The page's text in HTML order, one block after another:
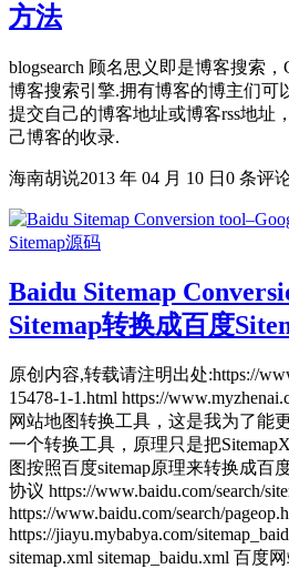
方法
blogsearch 顾名思义即是博客搜索
博客搜索引擎.拥有博客的博主们可
提交自己的博客地址或博客rss地址
己博客的收录.
海南胡说2013 年 04 月 10 日 0 条评
Baidu Sitemap
Sitemap转换成百度
原创内容,转载请注明出处:https://
15478-1-1.html https://
网站地图转换工具，这是我为了能
一个转换工具，原理只是把
图按照百度sitemap原理来转换成百
协议 https://www.baidu.com/search/
https://www.baidu.com/search/
https://jiayu.mybabya.com/
sitemap.xml sitemap_baidu.xml 百度